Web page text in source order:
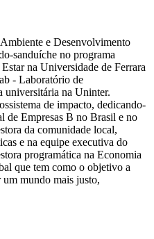
e Desenvolvimento
sanduíche no programa
na Universidade de Ferrara
- Laboratório de
universitária na Uninter.
de impacto, dedicando-
de Empresas B no Brasil e no
da comunidade local,
e na equipe executiva do
programática na Economia
que tem como o objetivo a
um mundo mais justo,